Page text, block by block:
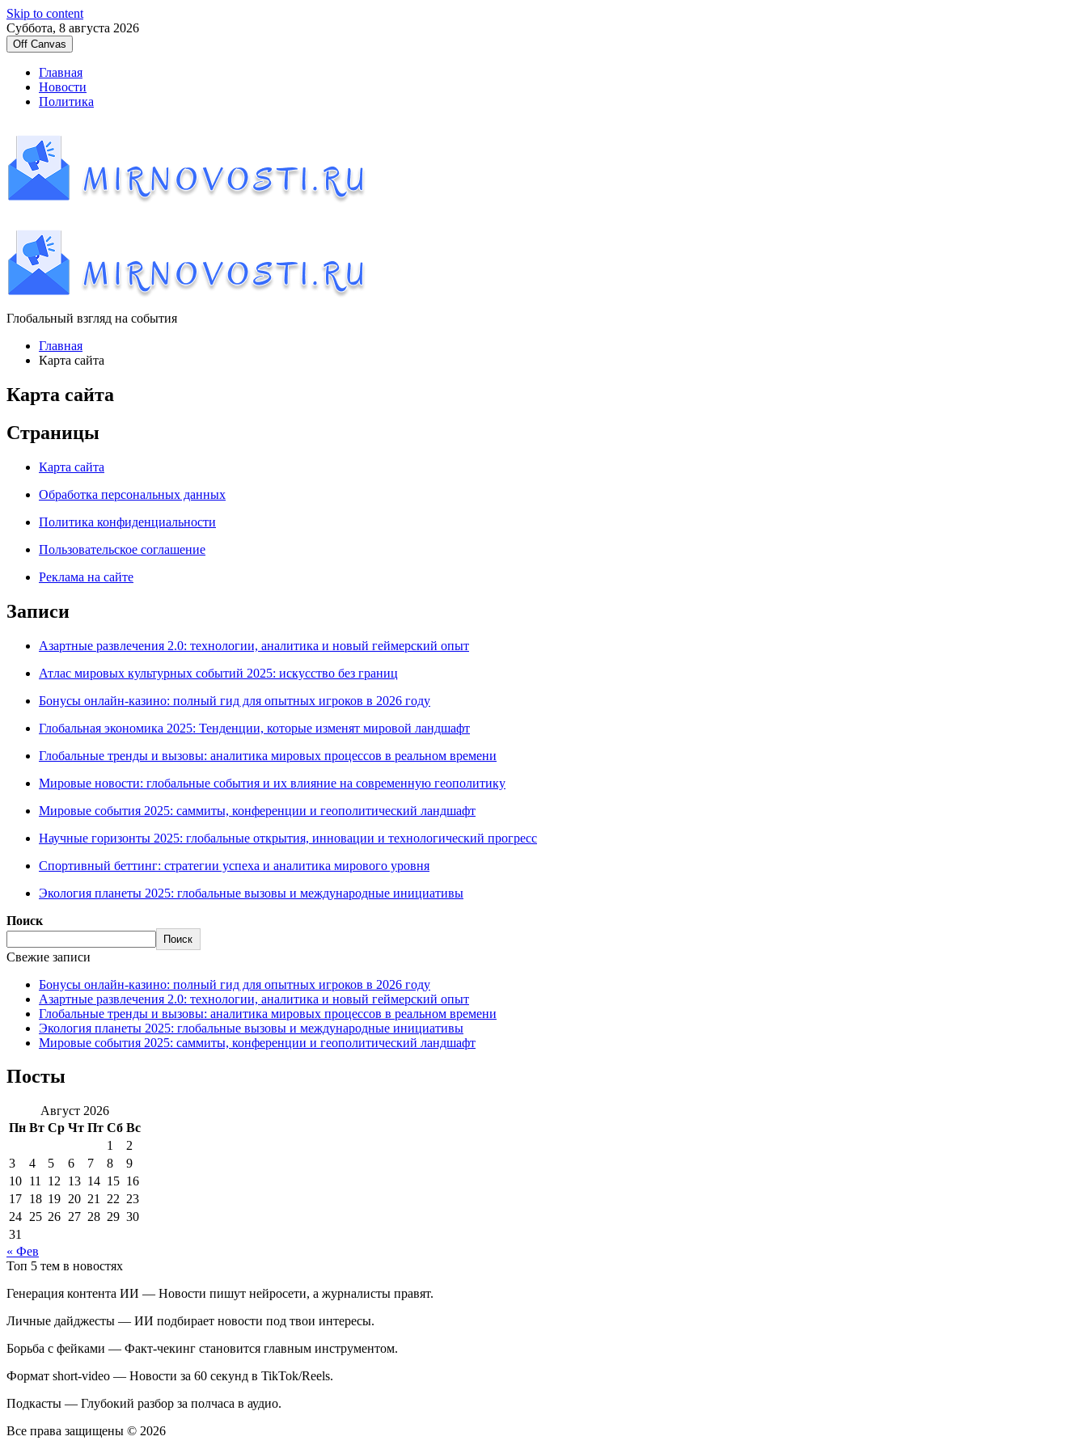
Skip to content
Суббота, 8 августа 2026
Off Canvas
Главная
Новости
Политика
Глобальный взгляд на события
Главная
Карта сайта
Карта сайта
Страницы
Карта сайта
Обработка персональных данных
Политика конфиденциальности
Пользовательское соглашение
Реклама на сайте
Записи
Азартные развлечения 2.0: технологии, аналитика и новый геймерский опыт
Атлас мировых культурных событий 2025: искусство без границ
Бонусы онлайн-казино: полный гид для опытных игроков в 2026 году
Глобальная экономика 2025: Тенденции, которые изменят мировой ландшафт
Глобальные тренды и вызовы: аналитика мировых процессов в реальном времени
Мировые новости: глобальные события и их влияние на современную геополитику
Мировые события 2025: саммиты, конференции и геополитический ландшафт
Научные горизонты 2025: глобальные открытия, инновации и технологический прогресс
Спортивный беттинг: стратегии успеха и аналитика мирового уровня
Экология планеты 2025: глобальные вызовы и международные инициативы
Поиск
Поиск
Свежие записи
Бонусы онлайн-казино: полный гид для опытных игроков в 2026 году
Азартные развлечения 2.0: технологии, аналитика и новый геймерский опыт
Глобальные тренды и вызовы: аналитика мировых процессов в реальном времени
Экология планеты 2025: глобальные вызовы и международные инициативы
Мировые события 2025: саммиты, конференции и геополитический ландшафт
Посты
Август 2026
Пн Вт Ср Чт Пт Сб Вс
1
2
3
4 5 6 7 8
9
10 11 12 13 14 15 16
17 18 19 20 21 22 23
24 25 26 27 28 29 30
31
« Фев
Топ 5 тем в новостях
Генерация контента ИИ — Новости пишут нейросети, а журналисты правят.
Личные дайджесты — ИИ подбирает новости под твои интересы.
Борьба с фейками — Факт-чекинг становится главным инструментом.
Формат short-video — Новости за 60 секунд в TikTok/Reels.
Подкасты — Глубокий разбор за полчаса в аудио.
Все права защищены © 2026